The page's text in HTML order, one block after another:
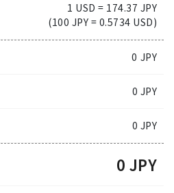
1 USD = 174.37 JPY
(100 JPY = 0.5734 USD)
0 JPY
0 JPY
0 JPY
0 JPY